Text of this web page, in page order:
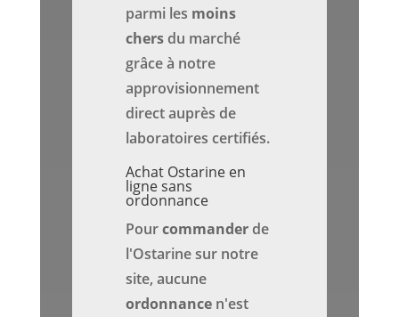
parmi les moins
chersdu marché
grâce à notre
approvisionnement
direct auprès de
laboratoires certifiés.
Achat Ostarine en
ligne sans
ordonnance
Pourcommanderde
l'Ostarine sur notre
site, aucune
ordonnance n'est